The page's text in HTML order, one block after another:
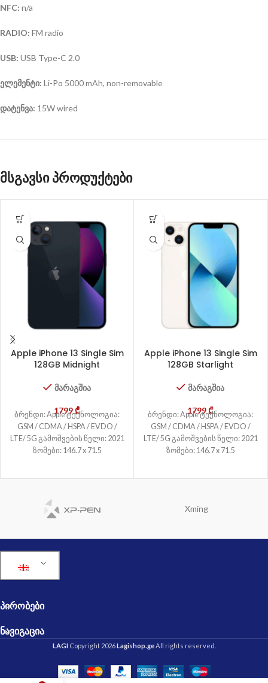
NFC: n/a
RADIO: FM radio
USB: USB Type-C 2.0
ელემენტი: Li-Po 5000 mAh, non-removable
დატენვა: 15W wired
მსგავსი პროდუქტები
Apple iPhone 13 Single Sim
128GB Midnight
მარაგშია
1799₾
ბრენდი: Apple ტექნოლოგია:
GSM / CDMA / HSPA / EVDO /
LTE/ 5G გამოშვების წელი: 2021
ზომები: 146.7 x 71.5
Apple iPhone 13 Single Sim
128GB Starlight
მარაგშია
1799₾
ბრენდი: Apple ტექნოლოგია:
GSM / CDMA / HSPA / EVDO /
LTE/ 5G გამოშვების წელი: 2021
ზომები: 146.7 x 71.5
Xming
ᲞᲘᲠᲝᲑᲔᲑᲘ
ᲜᲐᲕᲘᲒᲐᲪᲘᲐ
LAGI Copyright 2026Lagishop.geAll rights reserved.